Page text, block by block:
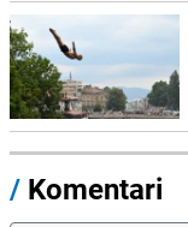
/ Komentari